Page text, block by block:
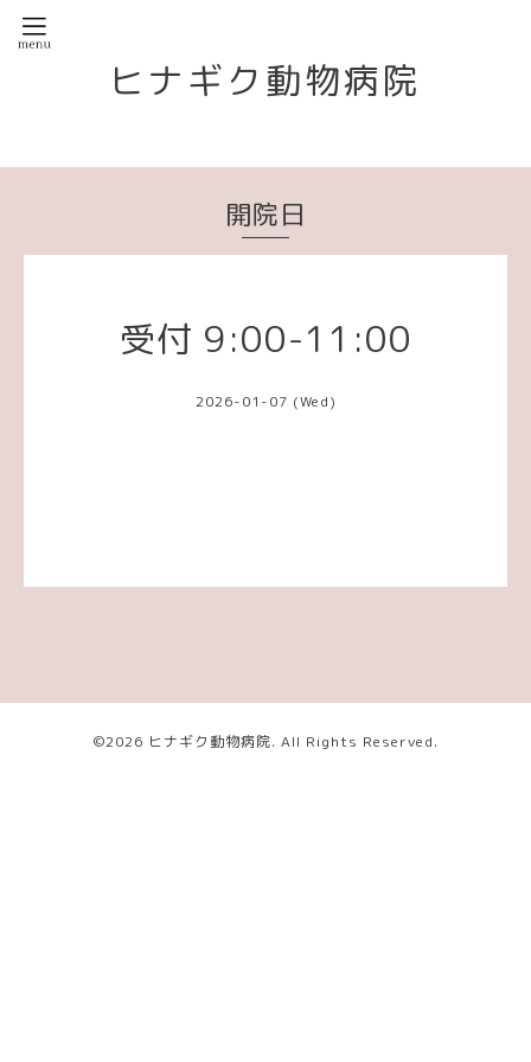
ヒナギク動物病院
開院日
受付 9:00-11:00
2026-01-07 (Wed)
©2026 ヒナギク動物病院. All Rights Reserved.